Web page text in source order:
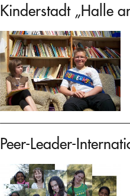
Kinderstadt „Halle
Peer-Leader-